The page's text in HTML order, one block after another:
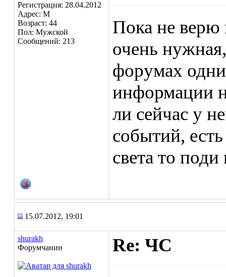
Регистрация: 28.04.2012
Адрес: М
Возраст: 44
Пол: Мужской
Сообщений: 213
Пока не верю
очень
форумах одни
информации
ли сейчас у
событий,
света то
15.07.2012, 19:01
shurakh
Форумчанин
Re: ЧС